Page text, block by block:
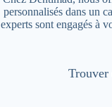
personnalisés dans un
experts sont engagés à
Trouver